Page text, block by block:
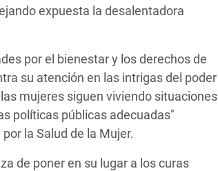
expuesta la desalentadora
por el bienestar y los derechos de
su atención en las intrigas del poder
mujeres siguen viviendo situaciones
políticas públicas adecuadas"
la Salud de la Mujer.
de poner en su lugar a los curas